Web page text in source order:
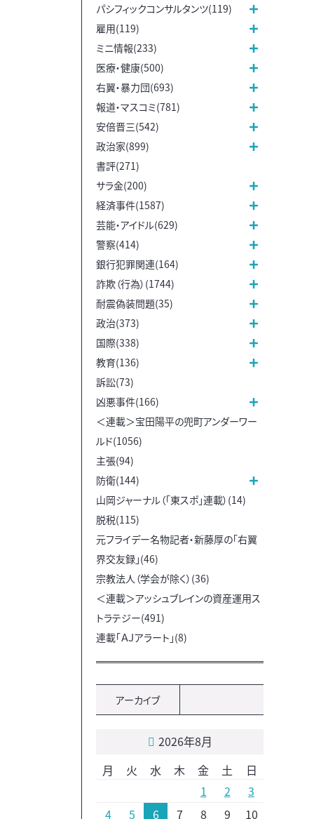
パシフィックコンサルタンツ(119)
雇用(119)
ミニ情報(233)
医療・健康(500)
右翼・暴力団(693)
報道・マスコミ(781)
安倍晋三(542)
政治家(899)
書評(271)
サラ金(200)
経済事件(1587)
芸能・アイドル(629)
警察(414)
銀行犯罪関連(164)
詐欺（行為）(1744)
耐震偽装問題(35)
政治(373)
国際(338)
教育(136)
訴訟(73)
凶悪事件(166)
＜連載＞宝田陽平の兜町アンダーワー
ルド(1056)
主張(94)
防衛(144)
山岡ジャーナル（「東スポ」連載）(14)
脱税(115)
元フライデー名物記者・新藤厚の「右翼
界交友録」(46)
宗教法人（学会が除く）(36)
＜連載＞アッシュブレインの資産運用ス
トラテジー(491)
連載「ＡＪアラート」(8)
アーカイブ
2026年8月
月
火 水 木 金 土
日
1
2
3
4
5 6 7 8 9 10